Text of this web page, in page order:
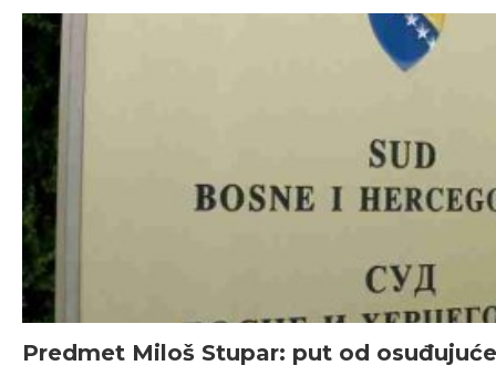
Predmet Miloš Stupar: put od